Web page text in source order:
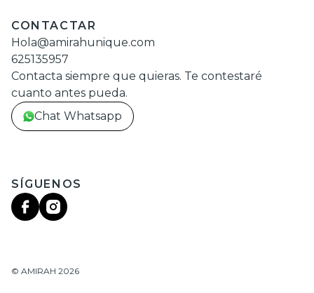
CONTACTAR
Hola@amirahunique.com
625135957
Contacta siempre que quieras. Te contestaré
cuanto antes pueda.
Chat Whatsapp
SÍGUENOS
© AMIRAH 2026